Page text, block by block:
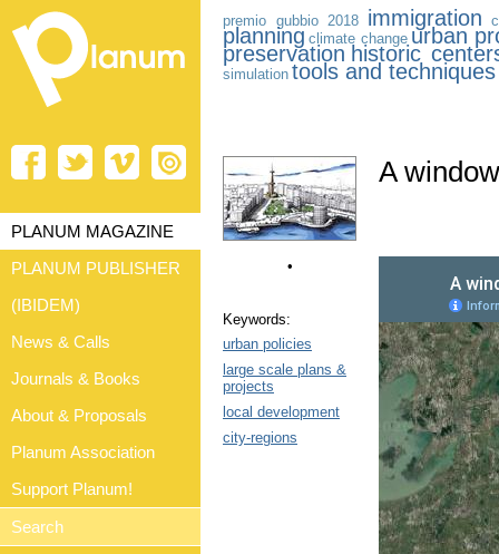
premio gubbio 2018 immigration
planning climate change urban
preservation historic
simulation tools and techniques
•
Keywords:
urban policies
large scale plans &
projects
local development
city-regions
A
PLANUM MAGAZINE
PLANUM PUBLISHER
(IBIDEM)
News & Calls
Journals & Books
About & Proposals
Planum Association
Support Planum!